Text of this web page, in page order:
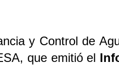
y Control de
que emitió el